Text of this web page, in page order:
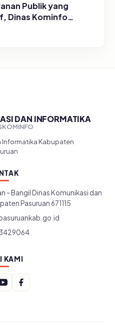
Publik yang
Dinas Kominfo
Lapor di
DAN INFORMATIKA
Informatika Kabupaten
- Bangil Dinas Komunikasi dan
Pasuruan 671115
KAMI